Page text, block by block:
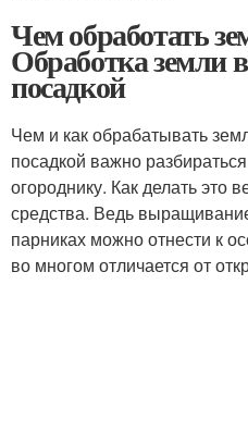
Чем обработать
Обработка земли
посадкой
Чем и как обрабатывать
посадкой важно
огороднику. Как делать это
средства. Ведь
парниках можно отнести к
во многом отличается от